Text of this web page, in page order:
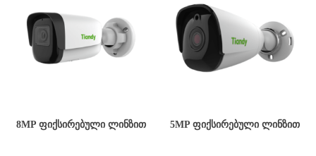
8MP ᲤᲘᲥᲡᲘᲠᲔᲑᲣᲚᲘ ᲚᲘᲜᲖᲘᲗ 5MP ᲤᲘᲥᲡᲘᲠᲔᲑᲣᲚᲘ ᲚᲘᲜᲖᲘᲗ